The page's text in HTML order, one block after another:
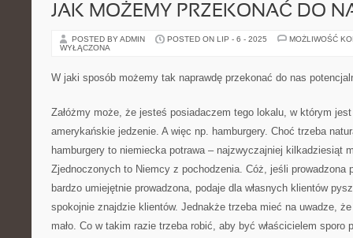
JAK MOŻEMY PRZEKONAĆ DO
POSTED BY ADMIN POSTED ON LIP - 6 - 2025
MOŻLIWOŚĆ
WYŁĄCZONA
W jaki sposób możemy tak naprawdę przekonać do nas
Załóżmy może, że jesteś posiadaczem tego lokalu, w którym
amerykańskie jedzenie. A więc np. hamburgery. Choć trzeba
hamburgery to niemiecka potrawa – najzwyczajniej kilkadziesiąt
Zjednoczonych to Niemcy z pochodzenia. Cóż, jeśli prowadzona
bardzo umiejętnie prowadzona, podaje dla własnych klientów
spokojnie znajdzie klientów. Jednakże trzeba mieć na uwadze,
mało. Co w takim razie trzeba robić, aby być właścicielem sporo